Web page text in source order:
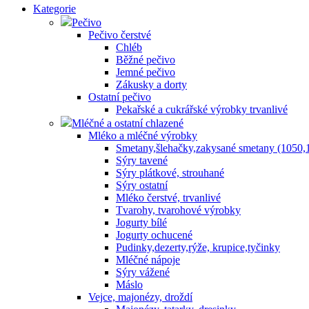
Kategorie
Pečivo
Pečivo čerstvé
Chléb
Běžné pečivo
Jemné pečivo
Zákusky a dorty
Ostatní pečivo
Pekařské a cukrářské výrobky trvanlivé
Mléčné a ostatní chlazené
Mléko a mléčné výrobky
Smetany,šlehačky,zakysané smetany
Sýry tavené
Sýry plátkové, strouhané
Sýry ostatní
Mléko čerstvé, trvanlivé
Tvarohy, tvarohové výrobky
Jogurty bílé
Jogurty ochucené
Pudinky,dezerty,rýže, krupice,tyčinky
Mléčné nápoje
Sýry vážené
Máslo
Vejce, majonézy, droždí